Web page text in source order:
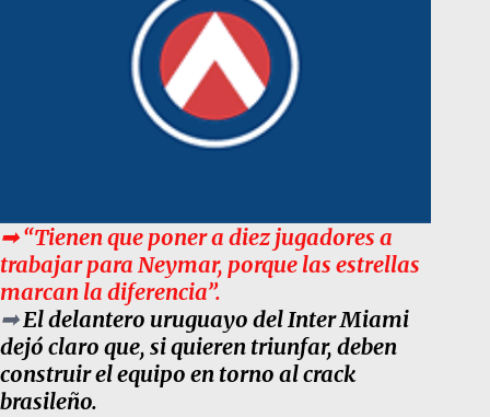
➟ “Tienen que poner a diez jugadores a
trabajar para Neymar, porque las estrellas
marcan la diferencia”.
➟El delantero uruguayo del Inter Miami
dejó claro que, si quieren triunfar, deben
construir el equipo en torno al crack
brasileño.